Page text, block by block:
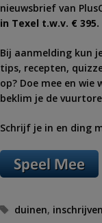
nieuwsbrief van
in Texel t.w.v. € 395.
Bij aanmelding kun
tips, recepten,
op? Doe mee en
beklim je de
Schrijf je in en ding
Tags
duinen, inschrijven